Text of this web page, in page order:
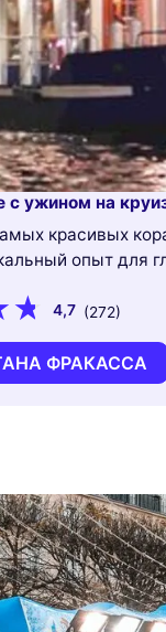
с ужином на
красивых
опыт для
4,7 (272)
ФРАКАССА